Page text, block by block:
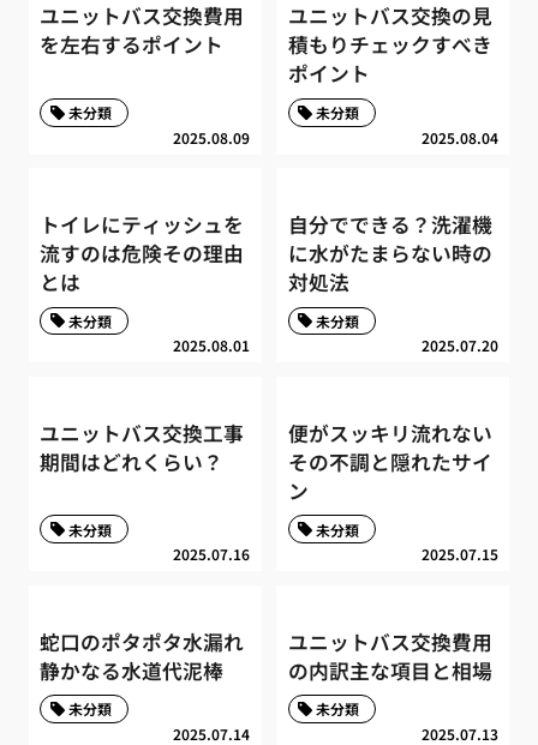
ユニットバス交換費用
を左右するポイント
2025.08.09
未分類
ユニットバス交換の見
積もりチェックすべき
ポイント
2025.08.04
未分類
トイレにティッシュを
流すのは危険その理由
とは
2025.08.01
未分類
自分でできる？洗濯機
に水がたまらない時の
対処法
2025.07.20
未分類
ユニットバス交換工事
期間はどれくらい？
2025.07.16
未分類
便がスッキリ流れない
その不調と隠れたサイ
ン
2025.07.15
未分類
蛇口のポタポタ水漏れ
静かなる水道代泥棒
2025.07.14
未分類
ユニットバス交換費用
の内訳主な項目と相場
2025.07.13
未分類